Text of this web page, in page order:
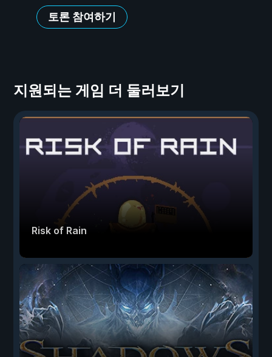
토론 참여하기
지원되는 게임 더 둘러보기
Risk of Rain